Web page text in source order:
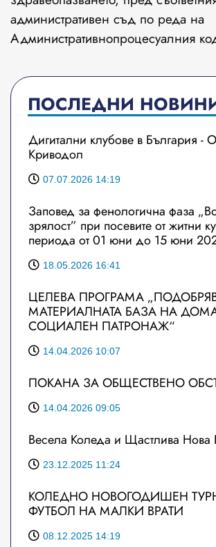
административен съд по реда на
Административнопроцесуалния
ПОСЛЕДНИ
Дигитални клубове в България -
Криводол
07.07.2026 14:19
Заповед за фенологична фаза
зрялост” при посевите от житни
периода от 01 юни до 15 юни
18.05.2026 16:41
ЦЕЛЕВА ПРОГРАМА
МАТЕРИАЛНАТА БАЗА НА
СОЦИАЛЕН ПАТРОНАЖ“
14.04.2026 10:07
ПОКАНА ЗА ОБЩЕСТВЕНО
14.04.2026 09:05
Весела Коледа и Щастлива Нова
23.12.2025 11:24
КОЛЕДНО НОВОГОДИШЕН
ФУТБОЛ НА МАЛКИ ВРАТИ
08.12.2025 14:19